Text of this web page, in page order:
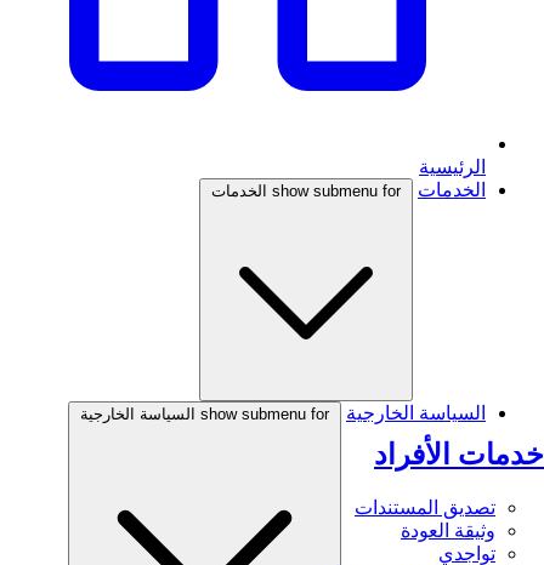
الرئيسية
الخدمات
show submenu for الخدمات
خدمات الأفراد
تصديق المستندات
وثيقة العودة
تواجدي
السياسة الخارجية show submenu for السياسة الخارجية